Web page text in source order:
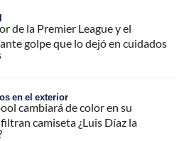
de la Premier League y el
golpe que lo dejó en cuidados
en el exterior
cambiará de color en su
camiseta ¿Luis Díaz la